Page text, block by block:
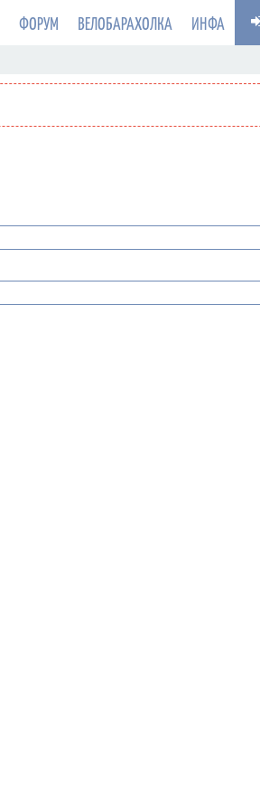
ФОРУМ ВЕЛОБАРАХОЛКА ИНФА